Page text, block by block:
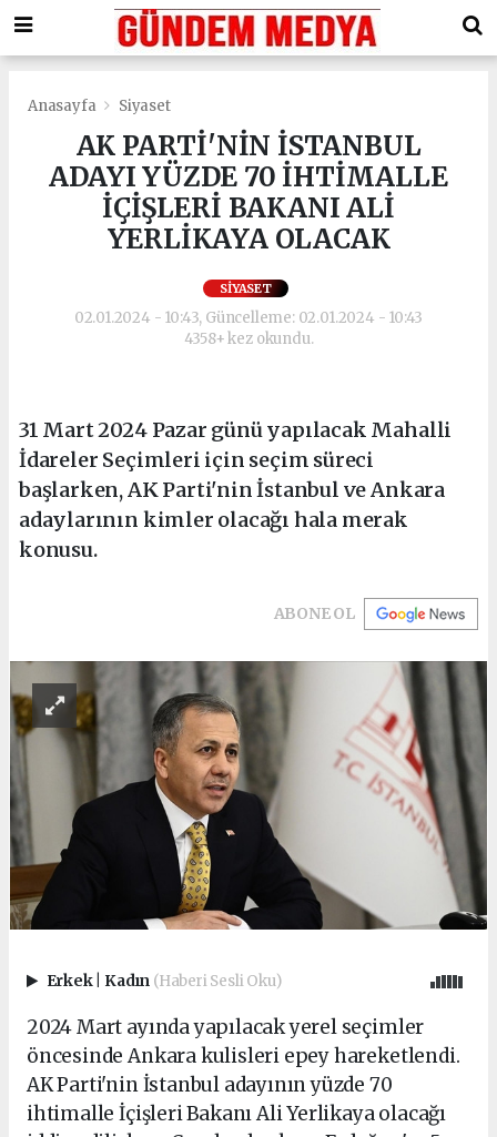
Anasayfa Siyaset
AK PARTİ'NİN İSTANBUL
ADAYI YÜZDE 70 İHTİMALLE
İÇİŞLERİ BAKANI ALİ
YERLİKAYA OLACAK
SIYASET
02.01.2024 - 10:43, Güncelleme: 02.01.2024 - 10:43
4358+ kez okundu.
31 Mart 2024 Pazar günü yapılacak Mahalli
İdareler Seçimleri için seçim süreci
başlarken, AK Parti'nin İstanbul ve Ankara
adaylarının kimler olacağı hala merak
konusu.
ABONE OL
Erkek Kadın (Haberi Sesli Oku)
2024 Mart ayında yapılacak yerel seçimler
öncesinde Ankara kulisleri epey hareketlendi.
AK Parti'nin İstanbul adayının yüzde 70
ihtimalle İçişleri Bakanı Ali Yerlikaya olacağı